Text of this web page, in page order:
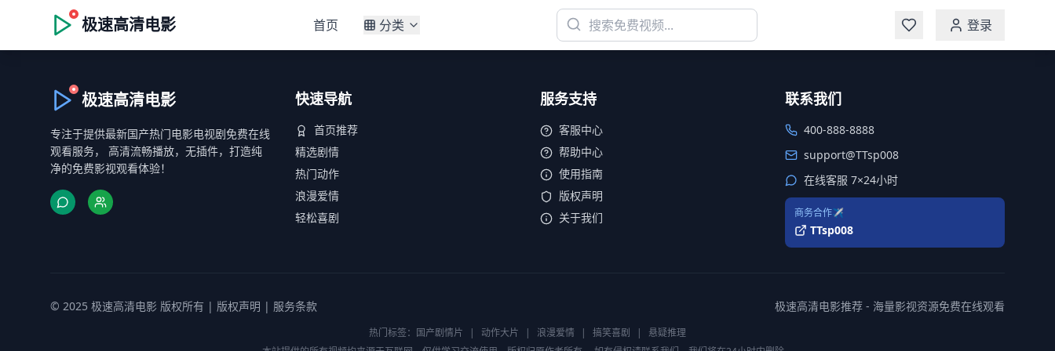
极速高清电影 首页 分类 登录
极速高清电影
专注于提供最新国产热门电影电视剧免费在线
观看服务， 高清流畅播放，无插件，打造纯
净的免费影视观看体验！
快速导航
首页推荐
精选剧情
热门动作
浪漫爱情
轻松喜剧
服务支持
客服中心
帮助中心
使用指南
版权声明
关于我们
联系我们
400-888-8888
support@TTsp008
在线客服 7×24小时
商务合作✈️
TTsp008
© 2025 极速高清电影 版权所有 | 版权声明 | 服务条款 极速高清电影推荐 - 海量影视资源免费在线观看
热门标签： 国产剧情片 | 动作大片 | 浪漫爱情 | 搞笑喜剧 |
悬疑推理